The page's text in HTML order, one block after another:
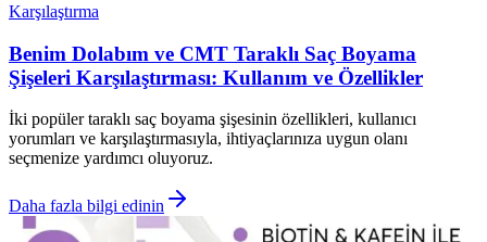
Karşılaştırma
Benim Dolabım ve CMT Taraklı Saç Boyama
Şişeleri Karşılaştırması: Kullanım ve Özellikler
İki popüler taraklı saç boyama şişesinin özellikleri, kullanıcı
yorumları ve karşılaştırmasıyla, ihtiyaçlarınıza uygun olanı
seçmenize yardımcı oluyoruz.
Daha fazla bilgi edinin